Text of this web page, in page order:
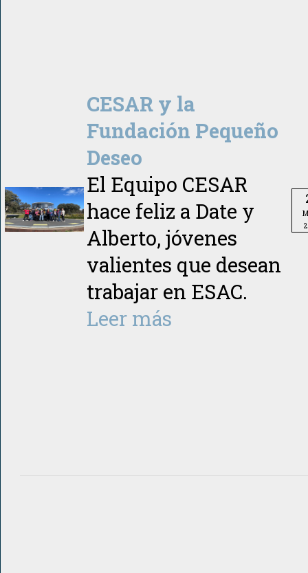
CESAR y la
Fundación Pequeño
Deseo
El Equipo CESAR
hace feliz a Date y
Alberto, jóvenes
valientes que desean
trabajar en ESAC.
Leer más